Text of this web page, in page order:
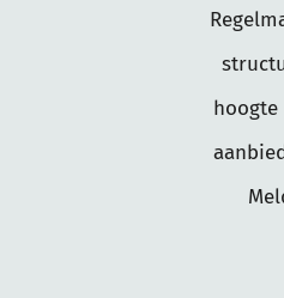
hoogte